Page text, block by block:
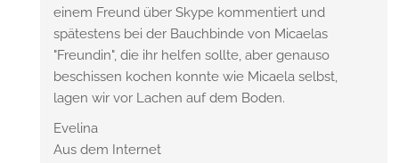
einem Freund über Skype kommentiert und
spätestens bei der Bauchbinde von Micaelas
"Freundin", die ihr helfen sollte, aber genauso
beschissen kochen konnte wie Micaela selbst,
lagen wir vor Lachen auf dem Boden.
Evelina
Aus dem Internet